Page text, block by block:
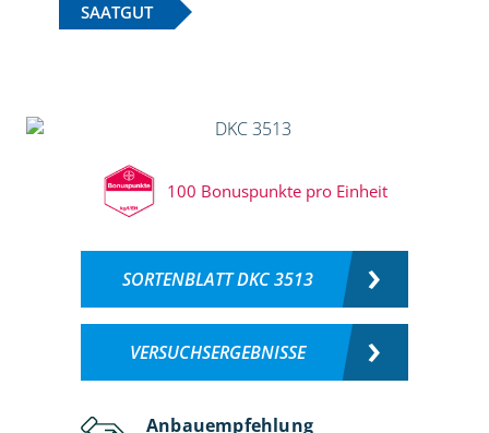
SAATGUT
100 Bonuspunkte pro Einheit
SORTENBLATT DKC 3513
VERSUCHSERGEBNISSE
Anbauempfehlung